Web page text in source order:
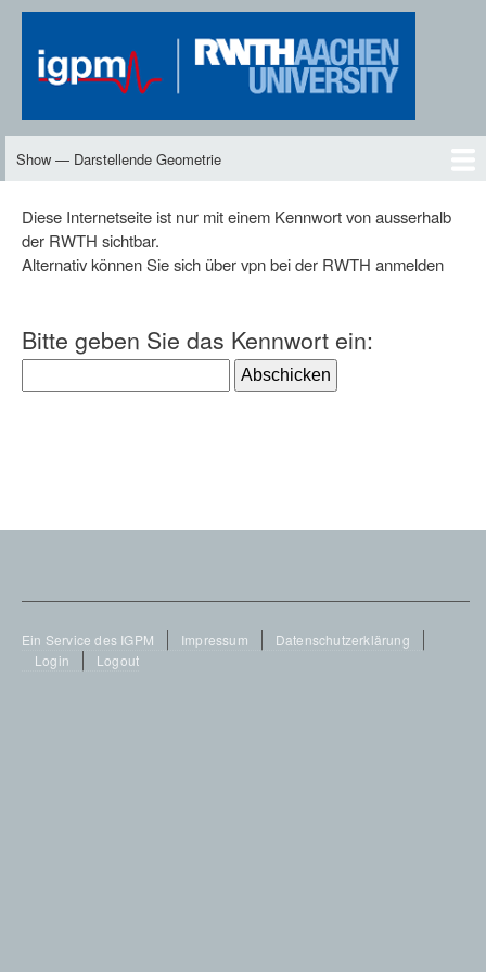
Skip
to
main
content
Darstellende
Show — Darstellende Geometrie
DG2
Neues
Inhalte
Skript
Vorlesungen
Übungen
DG-TV
DG2-TV
Downloads
Personen
Diese Internetseite ist nur mit einem Kennwort von ausserhalb
der RWTH sichtbar.
Alternativ können Sie sich über vpn bei der RWTH anmelden
Bitte geben Sie das Kennwort ein:
Footer
Ein Service des IGPM Impressum
Datenschutzerklärung
Login
Logout